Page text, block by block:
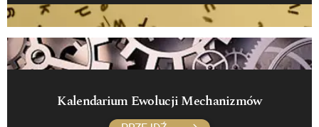
Kalendarium Ewolucji Mechanizmów